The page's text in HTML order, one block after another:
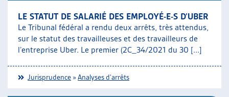
LE STATUT DE SALARIÉ DES EMPLOYÉ-E-S D’UBER
Le Tribunal fédéral a rendu deux arrêts, très attendus,
sur le statut des travailleuses et des travailleurs de
l’entreprise Uber. Le premier (2C_34/2021 du 30 [...]
Jurisprudence »Analyses d'arrêts